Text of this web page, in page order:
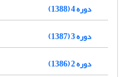
دوره 4 (1388)
دوره 3 (1387)
دوره 2 (1386)